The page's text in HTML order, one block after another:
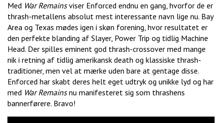
Med War Remainsviser Enforced endnu en gang, hvorfor de er
thrash-metallens absolut mest interessante navn lige nu. Bay
Area og Texas mødes igen i skøn forening, hvor resultatet er
den perfekte blanding af Slayer, Power Trip og tidlig Machine
Head. Der spilles eminent god thrash-crossover med mange
nik i retning af tidlig amerikansk death og klassiske thrash-
traditioner, men vel at mærke uden bare at gentage disse.
Enforced har skabt deres helt eget udtryk og unikke lyd og har
med War Remainsnu manifesteret sig som thrashens
bannerførere. Bravo!